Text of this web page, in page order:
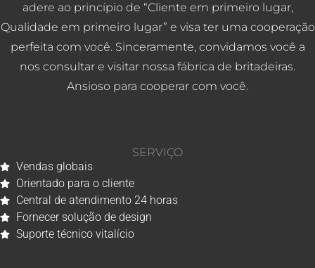
adere ao princípio de “Cliente em primeiro lugar,
Qualidade em primeiro lugar” e visa ter uma cooperação
perfeita com você. Sinceramente, convidamos você a
nos consultar e visitar nossa fábrica de britadeiras.
Ansioso para cooperar com você.
SERVIÇO
Vendas globais
Orientado para o cliente
Central de atendimento 24 horas
Fornecer solução de design
Suporte técnico vitalício